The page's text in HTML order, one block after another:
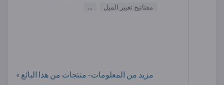
مفتاتيح تغيير الميل
...
مزيد من المعلومات- منتجات من هذا البائع »